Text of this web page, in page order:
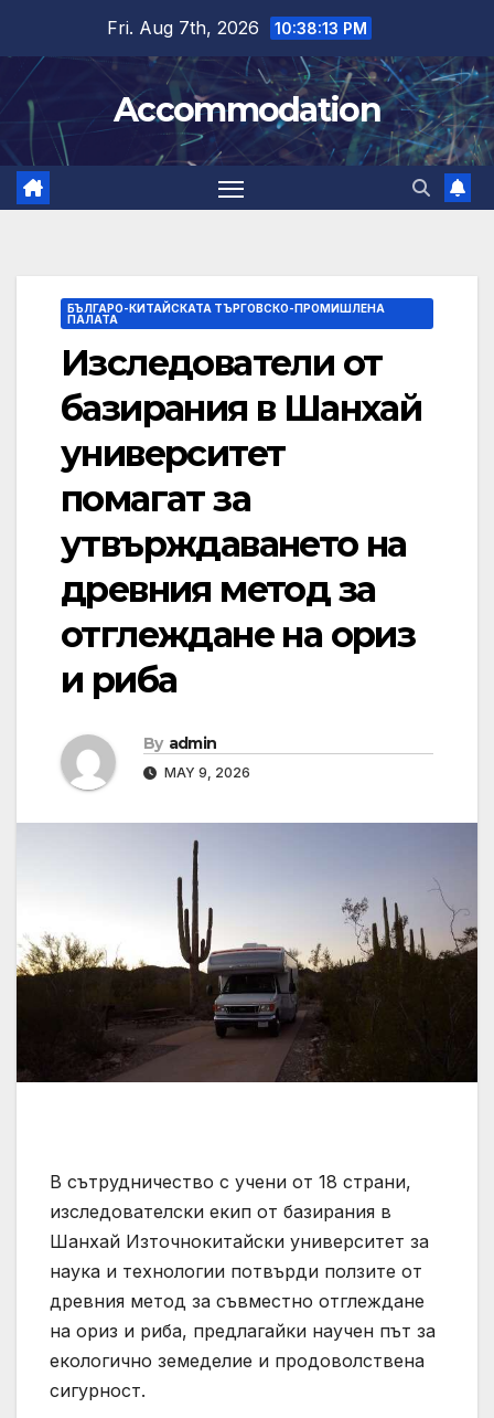
content
Fri. Aug 7th, 2026 10:38:14 PM
Accommodation
БЪЛГАРО-КИТАЙСКАТА ТЪРГОВСКО-ПРОМИШЛЕНА
ПАЛАТА
Изследователи от
базирания в Шанхай
университет
помагат за
утвърждаването на
древния метод за
отглеждане на ориз
и риба
By admin
MAY 9, 2026
В сътрудничество с учени от 18 страни,
изследователски екип от базирания в
Шанхай Източнокитайски университет за
наука и технологии потвърди ползите от
древния метод за съвместно отглеждане
на ориз и риба, предлагайки научен път за
екологично земеделие и продоволствена
сигурност.